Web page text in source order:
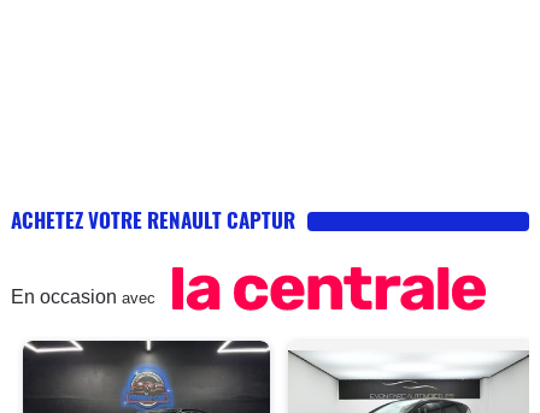
ACHETEZ VOTRE RENAULT CAPTUR
En occasion avec